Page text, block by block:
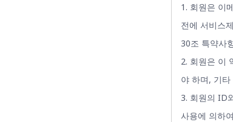
1. 회원은 이
전에 서비스
30조 특약사
2. 회원은 이
야 하며, 기
3. 회원의 ID
사용에 의하